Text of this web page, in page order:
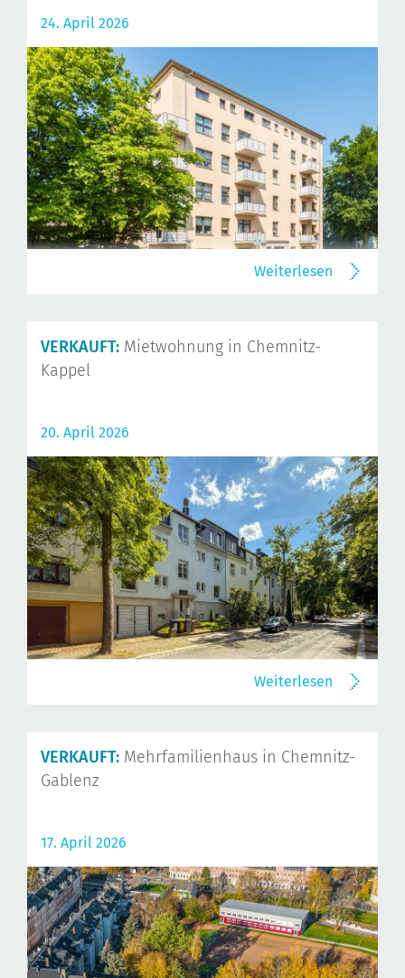
24. April 2026
Weiterlesen
VERKAUFT: Mietwohnung in Chemnitz-
Kappel
20. April 2026
Weiterlesen
VERKAUFT: Mehrfamilienhaus in Chemnitz-
Gablenz
17. April 2026